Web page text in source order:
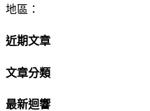
地區：
近期文章
文章分類
最新迴響